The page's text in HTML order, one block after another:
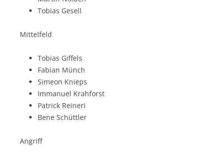
Tobias Gesell
Mittelfeld
Tobias Giffels
Fabian Münch
Simeon Knieps
Immanuel Krahforst
Patrick Reineri
Bene Schüttler
Angriff